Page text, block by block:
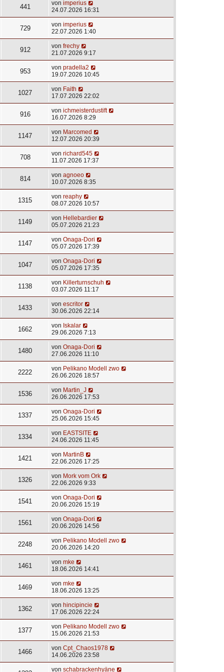
441 von imperius
24.07.2026 16:31
729 von imperius
22.07.2026 1:40
912 von frechy
21.07.2026 9:17
953 von pradella2
19.07.2026 10:45
1027 von Faith
17.07.2026 22:02
916 von ichmeisterdustift
16.07.2026 8:29
1147 von Marcomed
12.07.2026 20:39
708 von richard545
11.07.2026 17:37
814 von agnoeo
10.07.2026 8:35
1315 von reaphy
08.07.2026 10:57
1149 von Hellebardier
05.07.2026 21:23
1147 von Onaga-Dori
05.07.2026 17:39
1047 von Onaga-Dori
05.07.2026 17:35
1138 von Killerturnschuh
03.07.2026 11:17
1433 von escritor
30.06.2026 22:14
1662 von Iskalar
29.06.2026 7:13
1480 von Onaga-Dori
27.06.2026 11:10
2222 von Pelikano Modell zwo
26.06.2026 18:57
1536 von Martin_J
26.06.2026 17:53
1337 von Onaga-Dori
25.06.2026 15:45
1334 von EASTSITE
24.06.2026 11:45
1421 von MartinB
22.06.2026 17:25
1326 von Mork vom Ork
22.06.2026 9:33
1541 von Onaga-Dori
20.06.2026 15:19
1561 von Onaga-Dori
20.06.2026 14:56
2248 von Pelikano Modell zwo
20.06.2026 14:20
1461 von mke
18.06.2026 14:41
1469 von mke
18.06.2026 13:25
1362 von hincipincie
17.06.2026 22:24
1377 von Pelikano Modell zwo
15.06.2026 21:53
1466 von Cpt_Chaos1978
14.06.2026 23:58
von schabrackenhyäne